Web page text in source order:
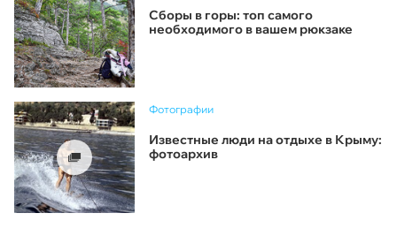
Сборы в горы: топ самого
необходимого в вашем рюкзаке
Фотографии
Известные люди на отдыхе в Крыму:
фотоархив